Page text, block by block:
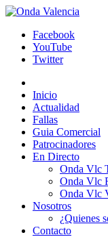
Facebook
YouTube
Twitter
Inicio
Actualidad
Fallas
Guia Comercial
Patrocinadores
En Directo
Onda Vlc
Onda Vlc
Onda Vlc
Nosotros
¿Quienes
Contacto